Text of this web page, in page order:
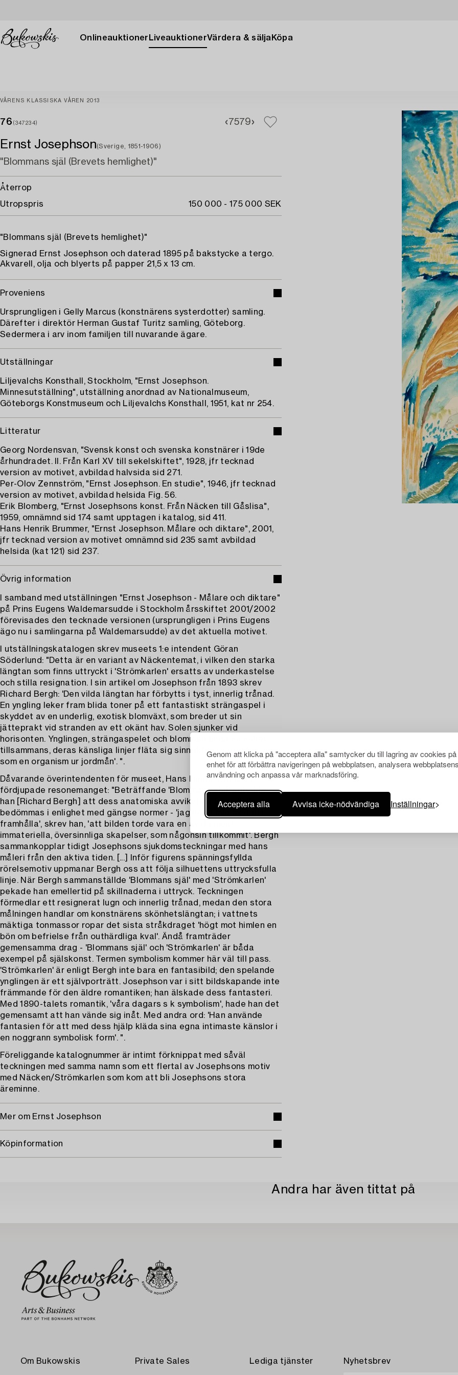
Genom att klicka på "acceptera alla" samtycker du till lagring av cookies
enhet för att förbättra navigeringen på webbplatsen, analysera webbplatsens
användning och anpassa vår marknadsföring.
Acceptera alla Avvisa icke-nödvändiga Inställningar
Onlineauktioner LiveauktionerVärdera & sälja Köpa
VÅRENS KLASSISKA VÅREN 2013
76 (347234) 7579
Ernst Josephson(Sverige, 1851-1906)
"Blommans själ (Brevets hemlighet)"
Återrop
Utropspris
150 000 - 175 000 SEK
"Blommans själ (Brevets hemlighet)"
Signerad Ernst Josephson och daterad 1895 på bakstycke a tergo.
Akvarell, olja och blyerts på papper 21,5 x 13 cm.
Proveniens
Ursprungligen i Gelly Marcus (konstnärens systerdotter) samling.
Därefter i direktör Herman Gustaf Turitz samling, Göteborg.
Sedermera i arv inom familjen till nuvarande ägare.
Utställningar
Liljevalchs Konsthall, Stockholm, "Ernst Josephson.
Minnesutställning", utställning anordnad av Nationalmuseum,
Göteborgs Konstmuseum och Liljevalchs Konsthall, 1951, kat nr 254.
Litteratur
Georg Nordensvan, "Svensk konst och svenska konstnärer i 19de
århundradet. II. Från Karl XV till sekelskiftet", 1928, jfr tecknad
version av motivet, avbildad halvsida sid 271.
Per-Olov Zennström, "Ernst Josephson. En studie", 1946, jfr tecknad
version av motivet, avbildad helsida Fig. 56.
Erik Blomberg, "Ernst Josephsons konst. Från Näcken till Gåslisa",
1959, omnämnd sid 174 samt upptagen i katalog, sid 411.
Hans Henrik Brummer, "Ernst Josephson. Målare och diktare", 2001,
jfr tecknad version av motivet omnämnd sid 235 samt avbildad
helsida (kat 121) sid 237.
Övrig information
I samband med utställningen "Ernst Josephson - Målare och diktare"
på Prins Eugens Waldemarsudde i Stockholm årsskiftet 2001/2002
förevisades den tecknade versionen (ursprungligen i Prins Eugens
ägo nu i samlingarna på Waldemarsudde) av det aktuella motivet.
I utställningskatalogen skrev museets 1:e intendent Göran
Söderlund: "Detta är en variant av Näckentemat, i vilken den starka
längtan som finns uttryckt i 'Strömkarlen' ersatts av underkastelse
och stilla resignation. I sin artikel om Josephson från 1893 skrev
Richard Bergh: 'Den vilda längtan har förbytts i tyst, innerlig trånad.
En yngling leker fram blida toner på ett fantastiskt strängaspel i
skyddet av en underlig, exotisk blomväxt, som breder ut sin
jätteprakt vid stranden av ett okänt hav. Solen sjunker vid
horisonten. Ynglingen, strängaspelet och blomman bilda en enhet
tillsammans, deras känsliga linjer fläta sig sinnrikt in i varandra, växa
som en organism ur jordmån'. ".
Dåvarande överintendenten för museet, Hans Henrik Brummer,
fördjupade resonemanget: "Beträffande 'Blommans själ' antydde
han [Richard Bergh] att dess anatomiska avvikelser inte skulle
bedömmas i enlighet med gängse normer - 'jag nöjer mig med att
framhålla', skrev han, 'att bilden torde vara en av de mest
immateriella, översinnliga skapelser, som någonsin tillkommit'. Bergh
sammankopplar tidigt Josephsons sjukdomsteckningar med hans
måleri från den aktiva tiden. [...] Inför figurens spänningsfyllda
rörelsemotiv uppmanar Bergh oss att följa silhuettens uttrycksfulla
linje. När Bergh sammanställde 'Blommans själ' med 'Strömkarlen'
pekade han emellertid på skillnaderna i uttryck. Teckningen
förmedlar ett resignerat lugn och innerlig trånad, medan den stora
målningen handlar om konstnärens skönhetslängtan; i vattnets
mäktiga tonmassor ropar det sista stråkdraget 'högt mot himlen en
bön om befrielse från outhärdliga kval'. Ändå framträder
gemensamma drag - 'Blommans själ' och 'Strömkarlen' är båda
exempel på själskonst. Termen symbolism kommer här väl till pass.
'Strömkarlen' är enligt Bergh inte bara en fantasibild; den spelande
ynglingen är ett självporträtt. Josephson var i sitt bildskapande inte
främmande för den äldre romantiken; han älskade dess fantasteri.
Med 1890-talets romantik, 'våra dagars s k symbolism', hade han det
gemensamt att han vände sig inåt. Med andra ord: 'Han använde
fantasien för att med dess hjälp kläda sina egna intimaste känslor i
en noggrann symbolisk form'. ".
Föreliggande katalognummer är intimt förknippat med såväl
teckningen med samma namn som ett flertal av Josephsons motiv
med Näcken/Strömkarlen som kom att bli Josephsons stora
äreminne.
Mer om Ernst Josephson
Köpinformation
Andra har även tittat på
Om Bukowskis Private Sales Lediga tjänster Nyhetsbrev